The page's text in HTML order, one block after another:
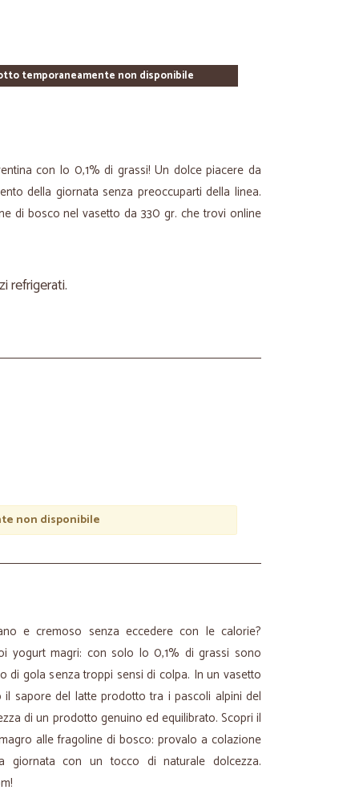
temporaneamente non disponibile
con lo 0,1% di grassi! Un dolce piacere da
della giornata senza preoccuparti della linea.
di bosco nel vasetto da 330 gr. che trovi online
refrigerati.
non disponibile
e cremoso senza eccedere con le calorie?
yogurt magri: con solo lo 0,1% di grassi sono
di gola senza troppi sensi di colpa. In un vasetto
sapore del latte prodotto tra i pascoli alpini del
di un prodotto genuino ed equilibrato. Scopri il
alle fragoline di bosco: provalo a colazione
con un tocco di naturale dolcezza.